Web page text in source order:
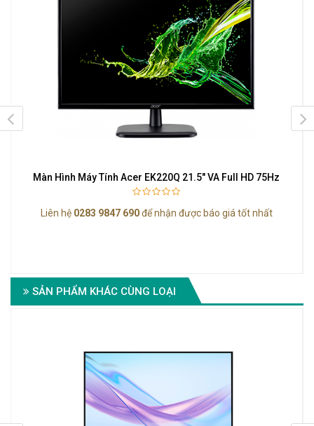
Màn Hình Máy Tính Acer EK220Q 21.5" VA Full HD 75Hz
Liên hệ 0283 9847 690để nhận được báo giá tốt nhất
SẢN PHẨM KHÁC CÙNG LOẠI